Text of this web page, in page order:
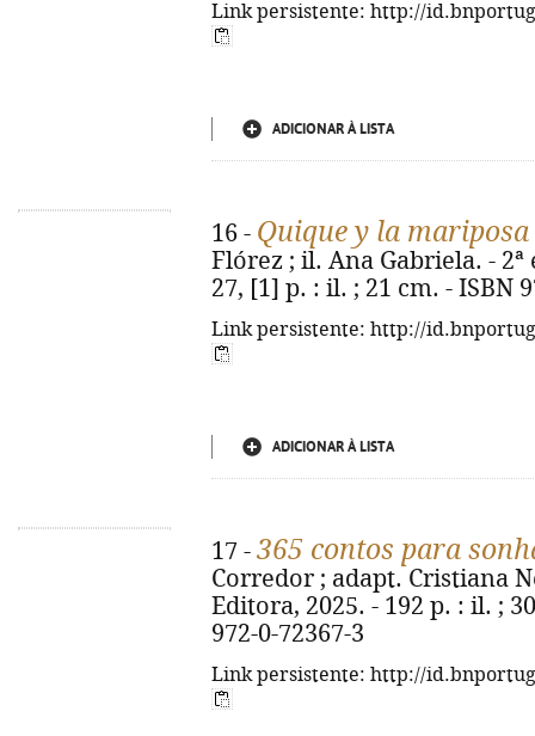
Link persistente: http://
ADICIONAR À LISTA
16 - Quique y la
Flórez ; il. Ana Gabriela. - 2ª
27, [1] p. : il. ; 21 cm. - ISBN
Link persistente: http://
ADICIONAR À LISTA
17 - 365 contos para
Corredor ; adapt. Cristiana
Editora, 2025. - 192 p. : il. ;
972-0-72367-3
Link persistente: http://